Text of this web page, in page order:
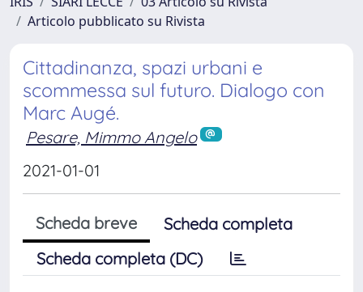
Articolo pubblicato su Rivista
Cittadinanza, spazi urbani e
scommessa sul futuro. Dialogo con
Marc Augé.
Pesare, Mimmo Angelo
2021-01-01
Scheda breve
Scheda completa
Scheda completa (DC)